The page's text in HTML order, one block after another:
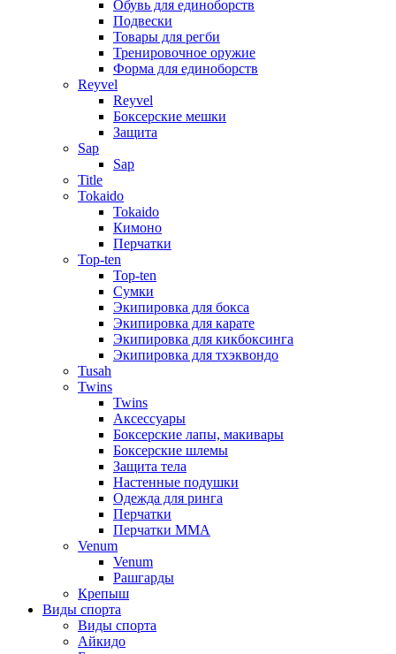
Обувь для единоборств
Подвески
Товары для регби
Тренировочное оружие
Форма для единоборств
Reyvel
Reyvel
Боксерские мешки
Защита
Sap
Sap
Title
Tokaido
Tokaido
Кимоно
Перчатки
Top-ten
Top-ten
Сумки
Экипировка для бокса
Экипировка для карате
Экипировка для кикбоксинга
Экипировка для тхэквондо
Tusah
Twins
Twins
Аксессуары
Боксерские лапы, макивары
Боксерские шлемы
Защита тела
Настенные подушки
Одежда для ринга
Перчатки
Перчатки MMA
Venum
Venum
Рашгарды
Крепыш
Виды спорта
Виды спорта
Айкидо